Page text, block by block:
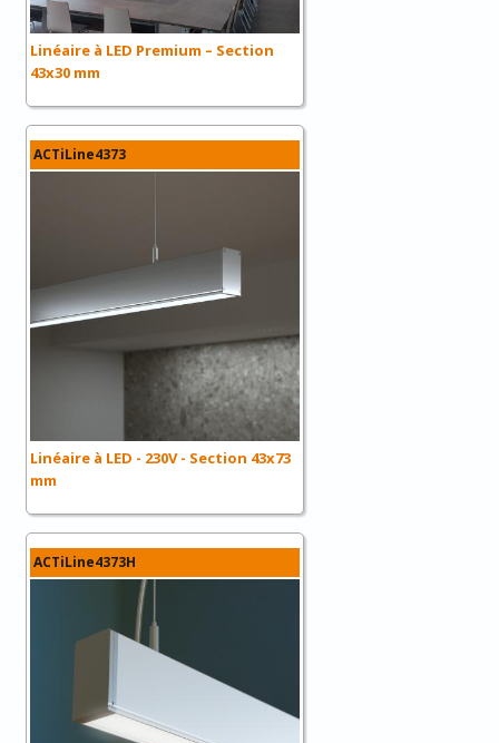
Linéaire à LED Premium – Section
43x30 mm
ACTiLine4373
Linéaire à LED - 230V - Section 43x73
mm
ACTiLine4373H